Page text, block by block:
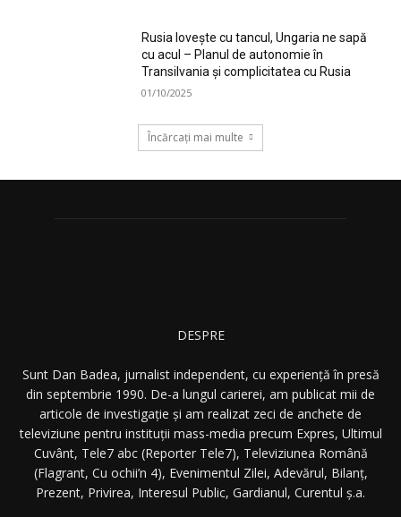
Rusia lovește cu tancul, Ungaria ne sapă
cu acul – Planul de autonomie în
Transilvania și complicitatea cu Rusia
01/10/2025
Încărcați mai multe
DESPRE
Sunt Dan Badea, jurnalist independent, cu experiență în presă
din septembrie 1990. De-a lungul carierei, am publicat mii de
articole de investigație și am realizat zeci de anchete de
televiziune pentru instituții mass-media precum Expres, Ultimul
Cuvânt, Tele7 abc (Reporter Tele7), Televiziunea Română
(Flagrant, Cu ochii’n 4), Evenimentul Zilei, Adevărul, Bilanț,
Prezent, Privirea, Interesul Public, Gardianul, Curentul ș.a.